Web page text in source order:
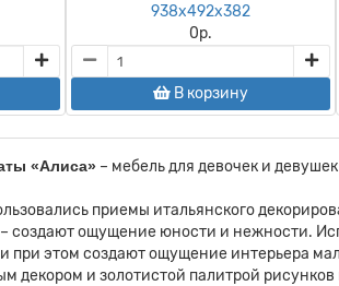
938х492х382
0р.
В корзину
«Алиса» – мебель для девочек и
приемы итальянского
создают ощущение юности и нежности.
при этом создают ощущение интерьера
декором и золотистой палитрой рисунков